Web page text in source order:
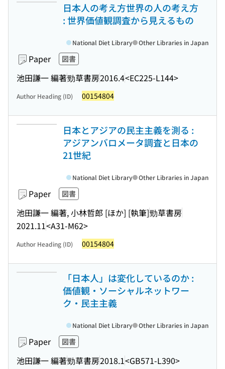
日本人の考え方世界の人の考え方
: 世界価値観調査から見えるもの
Paper 図書
池田謙一 編著勁草書房2016.4<EC225-L144>
National Diet Library Other Libraries in Japan
Author Heading (ID) 00154804
日本とアジアの民主主義を測る :
アジアンバロメータ調査と日本の
21世紀
Paper 図書
池田謙一 編著, 小林哲郎 [ほか] [執筆]勁草書房
2021.11<A31-M62>
National Diet Library Other Libraries in Japan
Author Heading (ID) 00154804
「日本人」は変化しているのか :
価値観・ソーシャルネットワー
ク・民主主義
Paper 図書
池田謙一 編著勁草書房2018.1<GB571-L390>
National Diet Library Other Libraries in Japan